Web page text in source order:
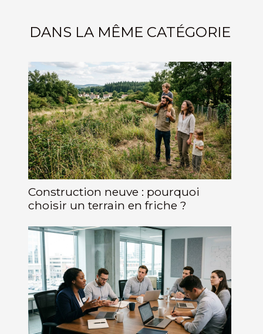
DANS LA MÊME CATÉGORIE
Construction neuve : pourquoi
choisir un terrain en friche ?